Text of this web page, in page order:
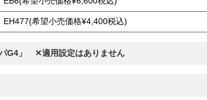
EH477(希望小売価格¥4,400税込)
G4」 ✕適用設定はありません